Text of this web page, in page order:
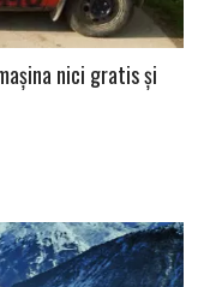
nici gratis şi